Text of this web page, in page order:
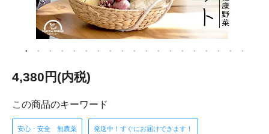
4,380円(内税)
この商品のキーワード
安心・安全 無農薬 発送中！すぐにお届けできます！